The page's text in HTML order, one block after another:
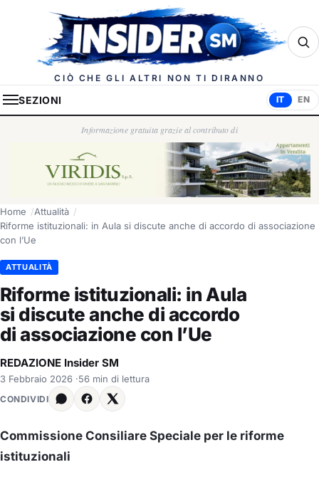
Insider.sm
CIÒ CHE GLI ALTRI NON TI DIRANNO
SEZIONI IT EN
Informazione gratuita grazie al contributo di
Home
Attualità
Riforme istituzionali: in Aula si discute anche di accordo di associazione
con l’Ue
ATTUALITÀ
Riforme istituzionali: in Aula
si discute anche di accordo
di associazione con l’Ue
REDAZIONE Insider SM
3 Febbraio 2026 ·56 min di lettura
CONDIVIDI
Commissione Consiliare Speciale per le riforme
istituzionali